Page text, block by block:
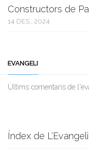
Constructors de
14 DES., 2024
EVANGELI
Ùltims comentaris de
Índex de